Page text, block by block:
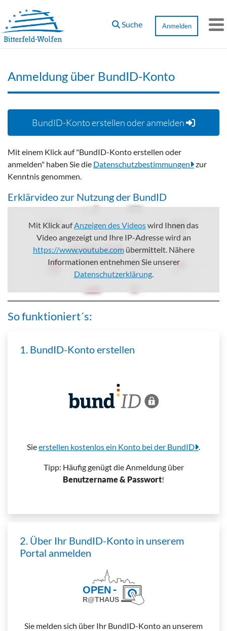
Zum Hauptinhalt springen
Suche
Anmelden
Anmeldung über BundID-Konto
BundID-Konto erstellen oder anmelden
Mit einem Klick auf "BundID-Konto erstellen oder
anmelden" haben Sie die Datenschutzbestimmungen
zur
Kenntnis genommen.
Erklärvideo zur Nutzung der BundID
Mit Klick aufAnzeigen des Videoswird Ihnen das
Video angezeigt und Ihre IP-Adresse wird an
https://www.youtube.comübermittelt. Nähere
Informationen entnehmen Sie unserer
Datenschutzerklärung.
So funktioniert´s:
1. BundID-Konto erstellen
Sieerstellen kostenlos ein Konto bei der BundID .
Tipp: Häufig genügt die Anmeldung über
Benutzername & Passwort!
2. Über Ihr BundID-Konto in unserem
Portal anmelden
Sie melden sich über Ihr BundID-Konto an unserem